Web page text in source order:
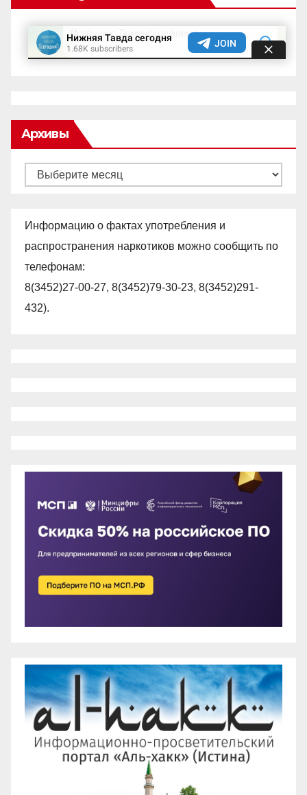
Архивы
Архивы
Информацию о фактах употребления и
распространения наркотиков можно сообщить по
телефонам:
8(3452)27-00-27, 8(3452)79-30-23, 8(3452)291-
432).